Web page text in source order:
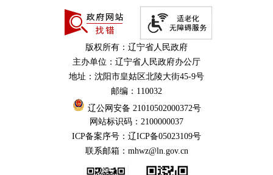
版权所有：辽宁省人民政府
主办单位：辽宁省人民政府办公厅
地址：沈阳市皇姑区北陵大街45-9号
邮编：110032
辽公网安备 21010502000372号
网站标识码：2100000037
ICP备案序号：辽ICP备05023109号
联系邮箱：mhwz@ln.gov.cn